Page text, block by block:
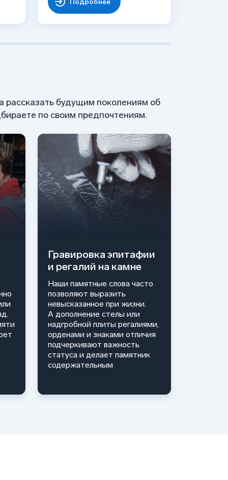
Подробнее
рассказать будущим поколениям об
по своим предпочтениям.
Гравировка эпитафии
и регалий на камне
Наши памятные слова часто
позволяют выразить
невысказанное при жизни.
А дополнение стелы или
надгробной плиты регалиями,
орденами и знаками отличия
подчеркивают важность
статуса и делает памятник
содержательным